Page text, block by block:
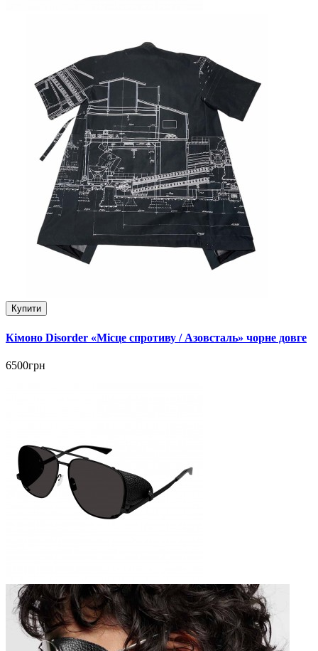
Купити
Кімоно Disorder «Місце спротиву / Азовсталь» чорне довге
6500грн